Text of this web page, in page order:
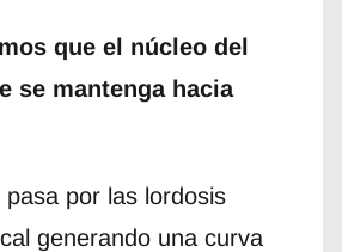
que el núcleo del
se mantenga hacia
por las lordosis
generando una curva